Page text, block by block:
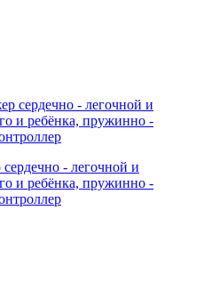
- легочной и
и ребёнка, пружинно -